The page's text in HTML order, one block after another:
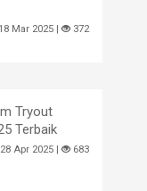
18 Mar 2025 | 372
Tryout
Terbaik
28 Apr 2025 | 683